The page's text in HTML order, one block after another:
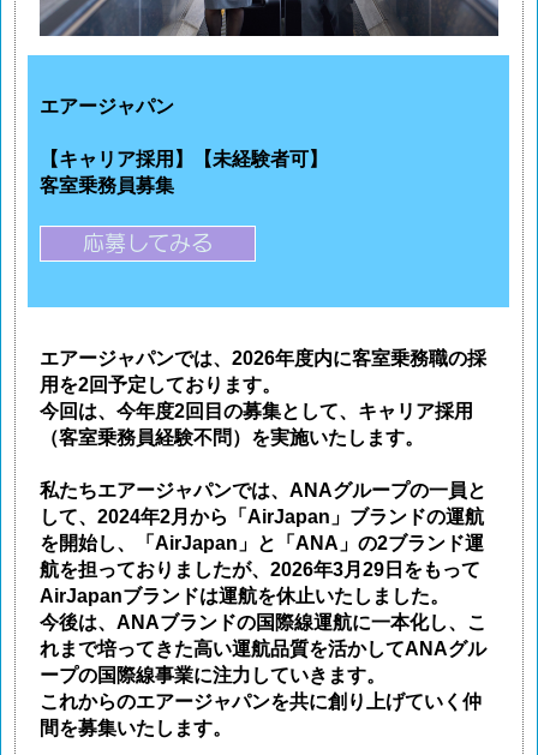
エアージャパン
【キャリア採用】【未経験者可】
客室乗務員募集
エアージャパンでは、2026年度内に客室乗務職の採
用を2回予定しております。
今回は、今年度2回目の募集として、キャリア採用
（客室乗務員経験不問）を実施いたします。
私たちエアージャパンでは、ANAグループの一員と
して、2024年2月から「AirJapan」ブランドの運航
を開始し、「AirJapan」と「ANA」の2ブランド運
航を担っておりましたが、2026年3月29日をもって
AirJapanブランドは運航を休止いたしました。
今後は、ANAブランドの国際線運航に一本化し、こ
れまで培ってきた高い運航品質を活かしてANAグル
ープの国際線事業に注力していきます。
これからのエアージャパンを共に創り上げていく仲
間を募集いたします。